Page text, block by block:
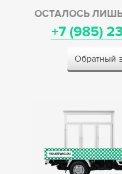
ОСТАЛОСЬ
+7 (985)
Обратный